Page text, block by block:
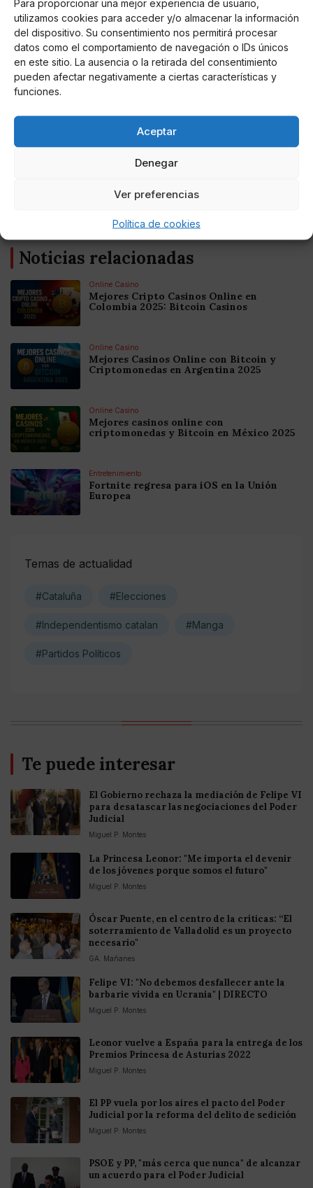
Para proporcionar una mejor experiencia de usuario,
utilizamos cookies para acceder y/o almacenar la información
del dispositivo. Su consentimiento nos permitirá procesar
datos como el comportamiento de navegación o IDs únicos
en este sitio. La ausencia o la retirada del consentimiento
pueden afectar negativamente a ciertas características y
funciones.
Aceptar
Denegar
Ver preferencias
Política de cookies
campaña realizada por el PSC. Quiero agradecer a
Iván Redondo su esfuerzo y su compañía durante
todos estos meses tan duros. Qué magnífico equipo he
tenido. Por último, quiero agradecer todo el apoyo a
mi mujer, a mi hija y a mis padres -se emociona-.
También a mi amigo Sergi, que sé que me miras desde
Miguel P. Montes
Noticias relacionadas
Online Casino
Mejores Cripto Casinos Online en
Colombia 2025: Bitcoin Casinos
Online Casino
Mejores Casinos Online con Bitcoin y
Criptomonedas en Argentina 2025
Online Casino
Mejores casinos online con
criptomonedas y Bitcoin en México 2025
Entretenimiento
Fortnite regresa para iOS en la Unión
Europea
Temas de actualidad
#Cataluña #Elecciones
#Independentismo catalan #Manga
#Partidos Políticos
Te puede interesar
El Gobierno rechaza la mediación de Felipe VI
para desatascar las negociaciones del Poder
Judicial
Miguel P. Montes
La Princesa Leonor: "Me importa el devenir
de los jóvenes porque somos el futuro"
Miguel P. Montes
Óscar Puente, en el centro de la críticas: “El
soterramiento de Valladolid es un proyecto
necesario"
GA. Mañanes
Felipe VI: "No debemos desfallecer ante la
barbarie vivida en Ucrania" | DIRECTO
Miguel P. Montes
Leonor vuelve a España para la entrega de los
Premios Princesa de Asturias 2022
Miguel P. Montes
El PP vuela por los aires el pacto del Poder
Judicial por la reforma del delito de sedición
Miguel P. Montes
PSOE y PP, "más cerca que nunca" de alcanzar
un acuerdo para el Poder Judicial